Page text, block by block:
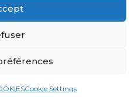
Cookie Settings
Auto. All Rights Reserved.